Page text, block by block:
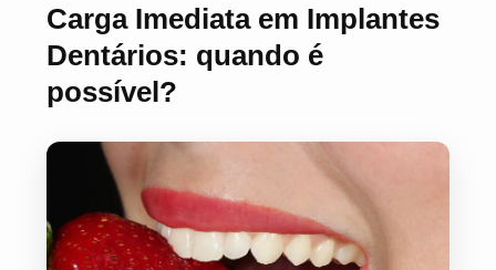
Tratamentos
Localização
AGENDE SUA CONSULTA
Carga Imediata em Implantes
Dentários: quando é
possível?